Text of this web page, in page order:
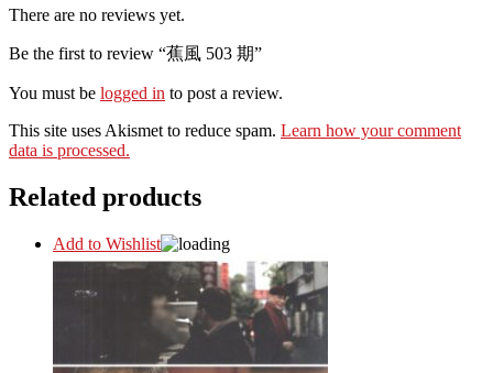
There are no reviews yet.
Be the first to review “蕉風 503 期”
You must be logged in to post a review.
This site uses Akismet to reduce spam. Learn how your comment
data is processed.
Related products
Add to Wishlist